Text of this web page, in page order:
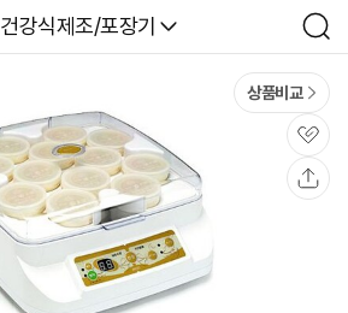
다나와
건강식제조/포장기
검
색
상품비교
관
심